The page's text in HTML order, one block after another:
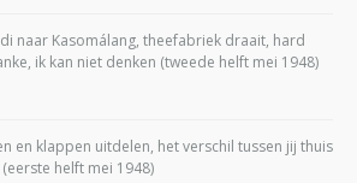
naar Kasomálang, theefabriek draait, hard
ik kan niet denken (tweede helft mei 1948)
en klappen uitdelen, het verschil tussen jij thuis
helft mei 1948)